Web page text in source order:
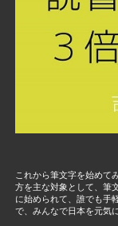
これから筆文字を始めて
方を主な対象として、筆
に始められて、誰でも手
で、みんなで日本を元気